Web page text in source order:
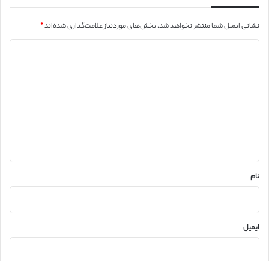
نشانی ایمیل شما منتشر نخواهد شد.بخش‌های موردنیاز علامت‌گذاری شده‌اند*
نام
ایمیل